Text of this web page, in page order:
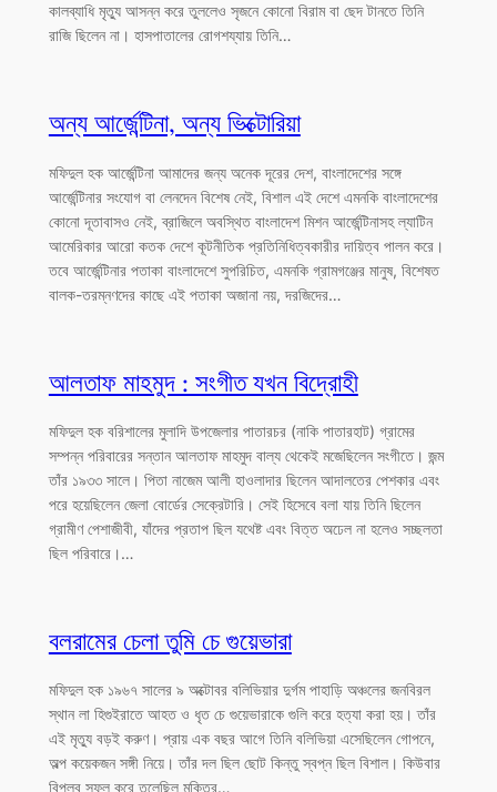
কালব্যাধি মৃত্যু আসন্ন করে তুললেও সৃজনে কোনো বিরাম বা ছেদ টানতে তিনি
রাজি ছিলেন না। হাসপাতালের রোগশয্যায় তিনি…
অন্য আর্জেন্টিনা, অন্য ভিক্টোরিয়া
মফিদুল হক আর্জেন্টিনা আমাদের জন্য অনেক দূরের দেশ, বাংলাদেশের সঙ্গে
আর্জেন্টিনার সংযোগ বা লেনদেন বিশেষ নেই, বিশাল এই দেশে এমনকি বাংলাদেশের
কোনো দূতাবাসও নেই, ব্রাজিলে অবস্থিত বাংলাদেশ মিশন আর্জেন্টিনাসহ ল্যাটিন
আমেরিকার আরো কতক দেশে কূটনীতিক প্রতিনিধিত্বকারীর দায়িত্ব পালন করে।
তবে আর্জেন্টিনার পতাকা বাংলাদেশে সুপরিচিত, এমনকি গ্রামগঞ্জের মানুষ, বিশেষত
বালক-তরম্নণদের কাছে এই পতাকা অজানা নয়, দরজিদের…
আলতাফ মাহমুদ : সংগীত যখন বিদ্রোহী
মফিদুল হক বরিশালের মুলাদি উপজেলার পাতারচর (নাকি পাতারহাট) গ্রামের
সম্পন্ন পরিবারের সন্তান আলতাফ মাহমুদ বাল্য থেকেই মজেছিলেন সংগীতে। জন্ম
তাঁর ১৯৩৩ সালে। পিতা নাজেম আলী হাওলাদার ছিলেন আদালতের পেশকার এবং
পরে হয়েছিলেন জেলা বোর্ডের সেক্রেটারি। সেই হিসেবে বলা যায় তিনি ছিলেন
গ্রামীণ পেশাজীবী, যাঁদের প্রতাপ ছিল যথেষ্ট এবং বিত্ত অঢেল না হলেও সচ্ছলতা
ছিল পরিবারে।…
বলরামের চেলা তুমি চে গুয়েভারা
মফিদুল হক ১৯৬৭ সালের ৯ অক্টোবর বলিভিয়ার দুর্গম পাহাড়ি অঞ্চলের জনবিরল
স্থান লা হিগুইরাতে আহত ও ধৃত চে গুয়েভারাকে গুলি করে হত্যা করা হয়। তাঁর
এই মৃত্যু বড়ই করুণ। প্রায় এক বছর আগে তিনি বলিভিয়া এসেছিলেন গোপনে,
অল্প কয়েকজন সঙ্গী নিয়ে। তাঁর দল ছিল ছোট কিন্তু স্বপ্ন ছিল বিশাল। কিউবার
বিপ্লব সফল করে তুলেছিল মুক্তির…